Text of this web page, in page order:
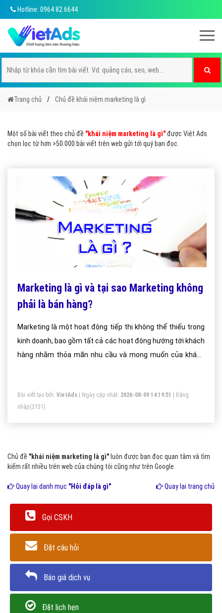
Hotline: 0964 82 6644
Trang chủ Chủ đề khái niệm marketing là gì
Một số bài viết theo chủ đề "khái niệm marketing là gì"được Việt Ads
chọn lọc từ hơn >50.000 bài viết trên web gửi tới quý bạn đọc.
Marketing là gì và tại sao Marketing không
phải là bán hàng?
Marketing là một hoạt động tiếp thị không thể thiếu trong
kinh doanh, bao gồm tất cả các hoạt động hướng tới khách
hàng nhằm thỏa mãn nhu cầu và mong muốn của khách
thành chiếc cầu nối bền chặt giữa doanh nghiệp với các
khách hàng mục tiêu.
Bài viết tạo bởi: VietAds | Ngày cập nhật: 2026-08-09 14:19:51
Đăng
nhập(2151)
Chủ đề "khái niệm marketing là gì" luôn được bạn đọc quan tâm và tìm
kiếm rất nhiều trên web của chúng tôi cũng như trên Google.
Quay lại danh mục "Hỏi đáp là gì" Quay lại trang chủ
Gọi CSKH
Đặt câu hỏi
Báo giá dịch vụ
Đặt lịch hẹn